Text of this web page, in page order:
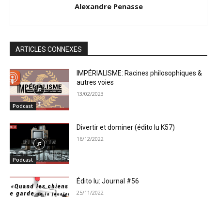
Alexandre Penasse
ARTICLES CONNEXES
Podcast
IMPÉRIALISME: Racines philosophiques &
autres voies
13/02/2023
Podcast
Divertir et dominer (édito lu K57)
16/12/2022
Édito lu: Journal #56
25/11/2022